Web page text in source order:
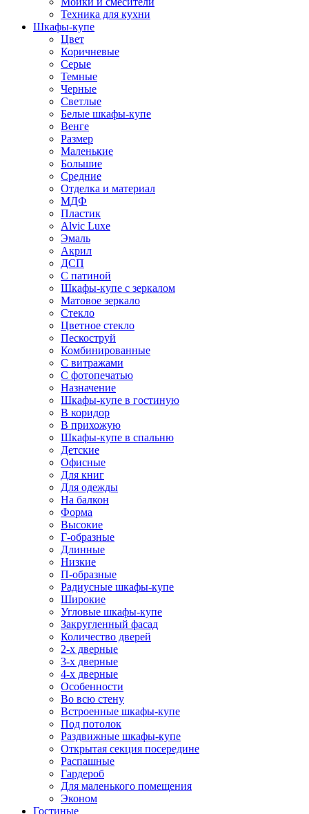
Техника для кухни
Шкафы-купе
Цвет
Коричневые
Серые
Темные
Черные
Светлые
Белые шкафы-купе
Венге
Размер
Маленькие
Большие
Средние
Отделка и материал
МДФ
Пластик
Alvic Luxe
Эмаль
Акрил
ДСП
С патиной
Шкафы-купе с зеркалом
Матовое зеркало
Стекло
Цветное стекло
Пескоструй
Комбинированные
С витражами
С фотопечатью
Назначение
Шкафы-купе в гостиную
В коридор
В прихожую
Шкафы-купе в спальню
Детские
Офисные
Для книг
Для одежды
На балкон
Форма
Высокие
Г-образные
Длинные
Низкие
П-образные
Радиусные шкафы-купе
Широкие
Угловые шкафы-купе
Закругленный фасад
Количество дверей
2-х дверные
3-х дверные
4-х дверные
Особенности
Во всю стену
Встроенные шкафы-купе
Под потолок
Раздвижные шкафы-купе
Открытая секция посередине
Распашные
Гардероб
Для маленького помещения
Эконом
Гостиные